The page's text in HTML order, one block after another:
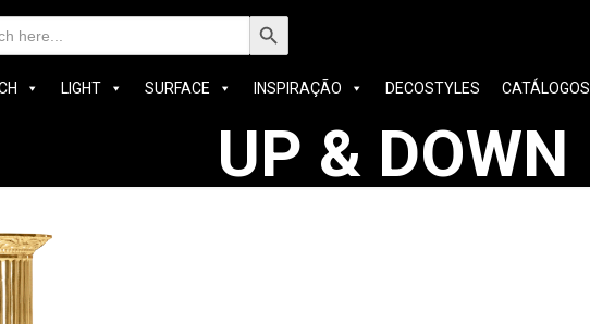
Search
Search Button
LIGHT SURFACE INSPIRAÇÃO DECOSTYLES CATÁLOGOS
UP & DOWN